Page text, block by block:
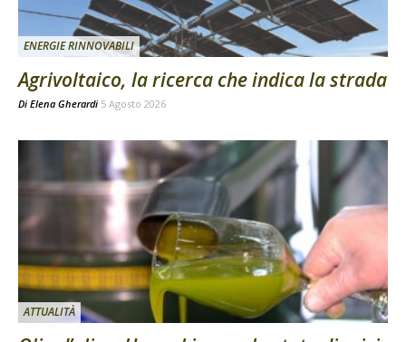
ENERGIE RINNOVABILI
Agrivoltaico, la ricerca che indica la strada
Di Elena Gherardi 5 Agosto 2026
ATTUALITÀ